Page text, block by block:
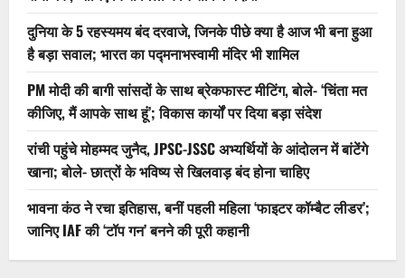
दुनिया के 5 रहस्यमय बंद दरवाजे, जिनके पीछे क्या है आज भी बना हुआ
है बड़ा सवाल; भारत का पद्मनाभस्वामी मंदिर भी शामिल
PM मोदी की बागी सांसदों के साथ ब्रेकफास्ट मीटिंग, बोले- ‘चिंता मत
कीजिए, मैं आपके साथ हूं’; विकास कार्यों पर दिया बड़ा संदेश
रांची पहुंचे मोहम्मद जुनैद, JPSC-JSSC अभ्यर्थियों के आंदोलन में बांटेंगे
खाना; बोले- छात्रों के भविष्य से खिलवाड़ बंद होना चाहिए
भावना कंठ ने रचा इतिहास, बनीं पहली महिला ‘फाइटर कॉम्बैट लीडर’;
जानिए IAF की ‘टॉप गन’ बनने की पूरी कहानी